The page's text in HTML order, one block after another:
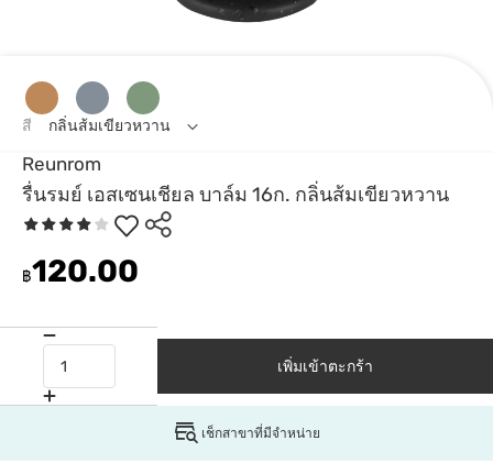
Reunrom
รื่นรมย์ เอสเซนเชียล บาล์ม 16ก. กลิ่นส้มเขียวหวาน
฿120.00
สี กลิ่นส้มเขียวหวาน
เพิ่มเข้าตะกร้า
เช็กสาขาที่มีจำหน่าย